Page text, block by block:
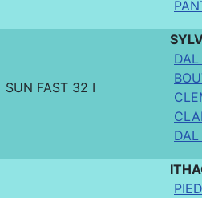
SUN FAST 32 I